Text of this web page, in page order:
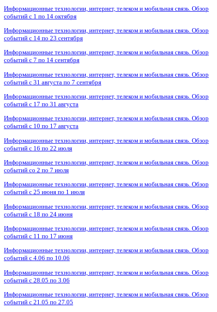
Информационные технологии, интернет, телеком и мобильная связь. Обзор
событий с 1 по 14 октября
Информационные технологии, интернет, телеком и мобильная связь. Обзор
событий с 14 по 23 сентября
Информационные технологии, интернет, телеком и мобильная связь. Обзор
событий с 7 по 14 сентября
Информационные технологии, интернет, телеком и мобильная связь. Обзор
событий с 31 августа по 7 сентября
Информационные технологии, интернет, телеком и мобильная связь. Обзор
событий с 17 по 31 августа
Информационные технологии, интернет, телеком и мобильная связь. Обзор
событий с 10 по 17 августа
Информационные технологии, интернет, телеком и мобильная связь. Обзор
событий с 16 по 22 июля
Информационные технологии, интернет, телеком и мобильная связь. Обзор
событий со 2 по 7 июля
Информационные технологии, интернет, телеком и мобильная связь. Обзор
событий с 25 июня по 1 июля
Информационные технологии, интернет, телеком и мобильная связь. Обзор
событий с 18 по 24 июня
Информационные технологии, интернет, телеком и мобильная связь. Обзор
событий с 11 по 17 июня
Информационные технологии, интернет, телеком и мобильная связь. Обзор
событий с 4.06 по 10.06
Информационные технологии, интернет, телеком и мобильная связь. Обзор
событий с 28.05 по 3.06
Информационные технологии, интернет, телеком и мобильная связь. Обзор
событий с 21.05 по 27.05